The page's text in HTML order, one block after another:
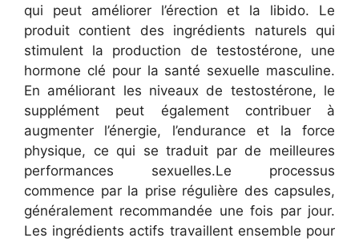
qui peut améliorer l’érection et la libido. Le
produit contient des ingrédients naturels qui
stimulent la production de testostérone, une
hormone clé pour la santé sexuelle masculine.
En améliorant les niveaux de testostérone, le
supplément peut également contribuer à
augmenter l’énergie, l’endurance et la force
physique, ce qui se traduit par de meilleures
performances sexuelles.Le processus
commence par la prise régulière des capsules,
généralement recommandée une fois par jour.
Les ingrédients actifs travaillent ensemble pour